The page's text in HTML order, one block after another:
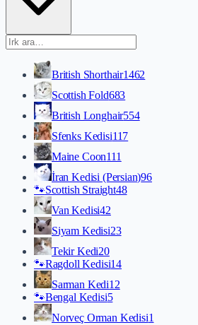
British Shorthair1462
Scottish Fold683
British Longhair554
Sfenks Kedisi117
Maine Coon111
İran Kedisi (Persian)96
🐾Scottish Straight48
Van Kedisi42
Siyam Kedisi23
Tekir Kedi20
🐾Ragdoll Kedisi14
Sarman Kedi12
🐾Bengal Kedisi5
Norveç Orman Kedisi1